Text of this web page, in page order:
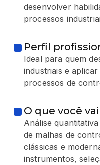
desenvolver
processos
Perfil
Ideal para quem
industriais e
processos de
O que você
Análise
de malhas de
clássicas e
instrumentos,